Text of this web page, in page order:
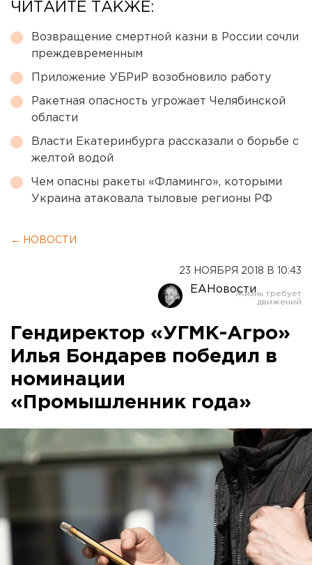
ЧИТАЙТЕ ТАКЖЕ:
Возвращение смертной казни в России сочли
преждевременным
Приложение УБРиР возобновило работу
Ракетная опасность угрожает Челябинской
области
Власти Екатеринбурга рассказали о борьбе с
желтой водой
Чем опасны ракеты «Фламинго», которыми
Украина атаковала тыловые регионы РФ
← НОВОСТИ
23 НОЯБРЯ 2018 В 10:43
ЕАНовости
Гендиректор «УГМК-Агро»
Илья Бондарев победил в
номинации
«Промышленник года»